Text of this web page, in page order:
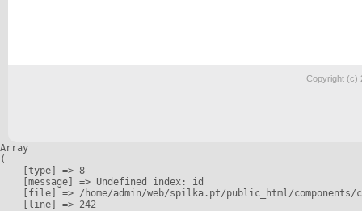
Copyright (c)
Array
(
    [type] => 8
    [message] => Undefined index: id
[file] => /home/admin/web/spilka.pt/public_html/
    [line] => 242